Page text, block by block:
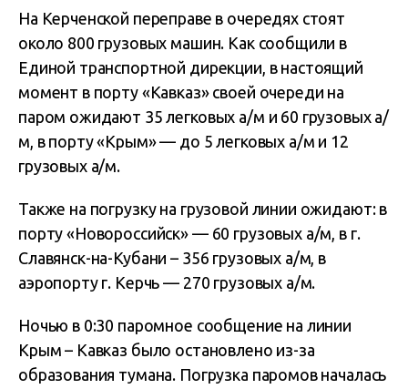
На Керченской переправе в очередях стоят
около 800 грузовых машин. Как сообщили в
Единой транспортной дирекции, в настоящий
момент в порту «Кавказ» своей очереди на
паром ожидают 35 легковых а/м и 60 грузовых а/
м, в порту «Крым» — до 5 легковых а/м и 12
грузовых а/м.
Также на погрузку на грузовой линии ожидают: в
порту «Новороссийск» — 60 грузовых а/м, в г.
Славянск-на-Кубани – 356 грузовых а/м, в
аэропорту г. Керчь — 270 грузовых а/м.
Ночью в 0:30 паромное сообщение на линии
Крым – Кавказ было остановлено из-за
образования тумана. Погрузка паромов началась